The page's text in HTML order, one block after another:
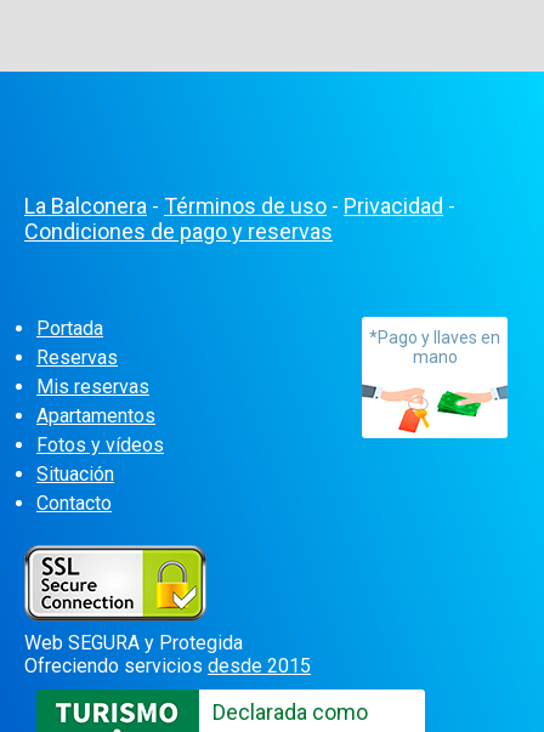
La Balconera - Términos de uso - Privacidad -
Condiciones de pago y reservas
Portada
Reservas
Mis reservas
Apartamentos
Fotos y vídeos
Situación
Contacto
*Pago y llaves en
mano
Web SEGURA y Protegida
Ofreciendo servicios desde 2015
Declarada como